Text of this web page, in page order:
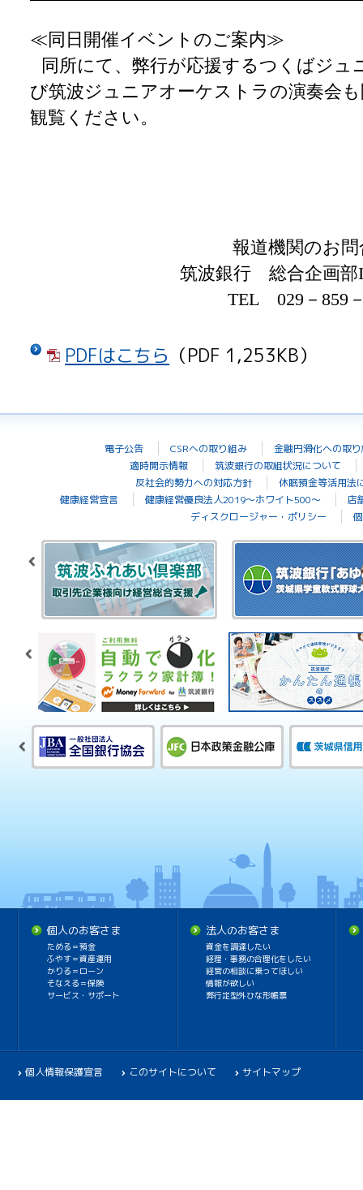
≪同日開催イベントのご案内≫
同所にて、弊行が応援するつくばジ
び筑波ジュニアオーケストラの演奏会
観覧ください。
報道機関のお問
筑波銀行 総合企画部
TEL
029 － 859
PDFはこちら （PDF 1,253KB）
電子公告 CSRへの取り組み
金融円滑化への取
適時開示情報
筑波銀行の取組状況について
反社会的勢力への対応方針
休眠預金等活用法
健康経営宣言
健康経営優良法人2019～ホワイト500～
店
ディスクロージャー・ポリシー
個人のお客さま
ためる＝預金
ふやす＝資産運用
かりる＝ローン
そなえる＝保険
サービス・サポート
法人のお客さま
資金を調達したい
経理・事務の合理化をしたい
経営の相談に乗ってほしい
情報が欲しい
弊行定型外ひな形帳票
個人情報保護宣言 このサイトについて サイトマップ